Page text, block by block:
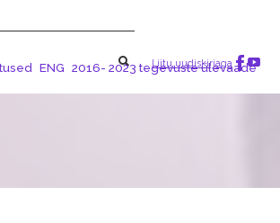
Liitu uudiskirjaga
ENG 2016- 2023 tegevuste ülevaade